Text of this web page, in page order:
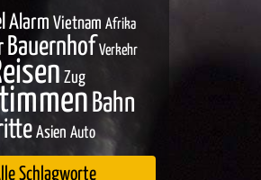
Alarm Vietnam Afrika
Bauernhof Verkehr
Zug
Bahn
Asien Auto
Schlagworte